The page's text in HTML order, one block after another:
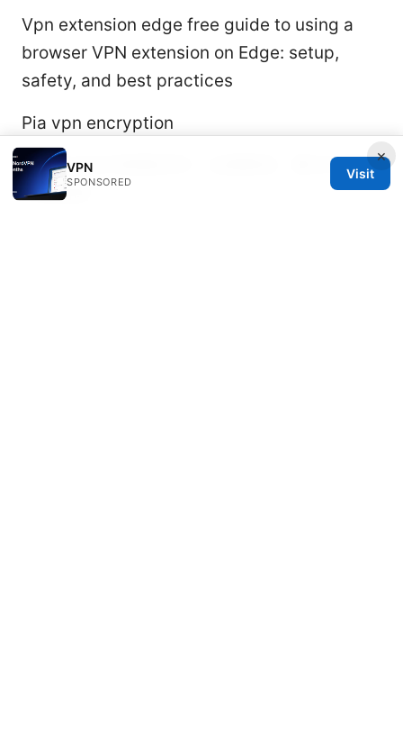
Vpn extension edge free guide to using a
browser VPN extension on Edge: setup,
safety, and best practices
Pia vpn encryption
Vpn无法访问维基百科：全面解读、解决方案与
实操指南
×
VPN
SPONSORED
Visit